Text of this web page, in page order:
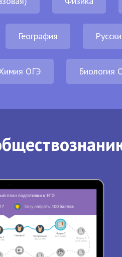
География
ОГЭ Биология